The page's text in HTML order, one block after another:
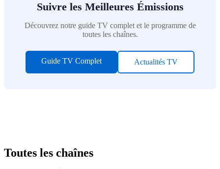
Suivre les Meilleures Émissions
Découvrez notre guide TV complet et le programme de
toutes les chaînes.
Guide TV Complet Actualités TV
Toutes les chaînes